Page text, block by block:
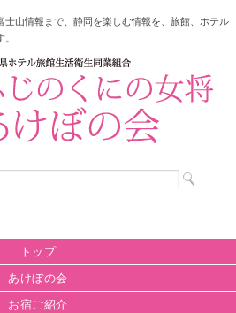
士山情報まで、静岡を楽しむ情報を、旅館、ホテル
トップ
あけぼの会
お宿ご紹介